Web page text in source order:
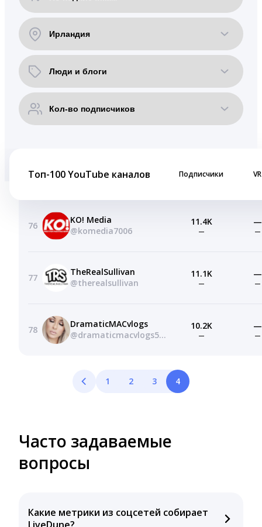
Топ-100 YouTube каналов Подписчики VR
76
KO! Media
@komedia7006
11.4K
—
—
—
77
TheRealSullivan
@therealsullivan
11.1K
—
—
—
78
DramaticMACvlogs
@dramaticmacvlogs5981
10.2K
—
—
—
1 2 3 4
Часто задаваемые
вопросы
Какие метрики из соцсетей собирает